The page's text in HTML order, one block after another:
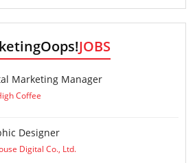
JOBS
Marketing Manager
Coffee
Designer
Digital Co., Ltd.